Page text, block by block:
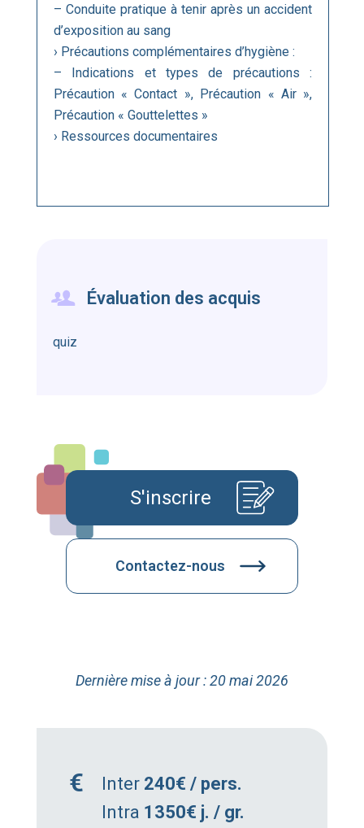
– Conduite pratique à tenir après un accident
d’exposition au sang
› Précautions complémentaires d’hygiène :
– Indications et types de précautions :
Précaution « Contact », Précaution « Air »,
Précaution « Gouttelettes »
› Ressources documentaires
Évaluation des acquis
quiz
S'inscrire
Contactez-nous
Dernière mise à jour : 20 mai 2026
Inter 240€ / pers.
Intra 1350€ j. / gr.